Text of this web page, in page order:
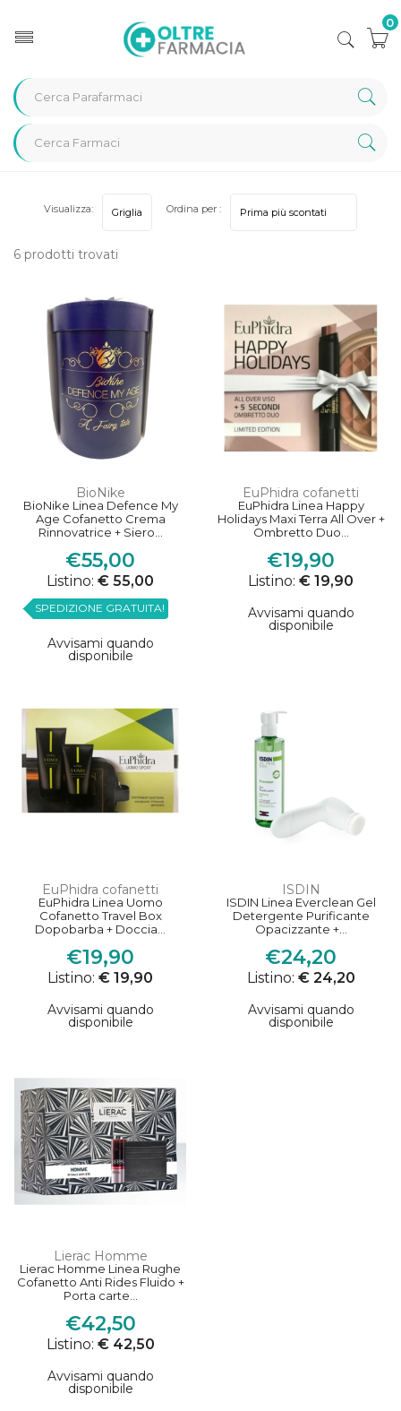
0
6 prodotti trovati
Visualizza: Ordina per :
BioNike
BioNike Linea Defence My
Age Cofanetto Crema
Rinnovatrice + Siero...
€55,00
Listino: € 55,00
SPEDIZIONE GRATUITA!
Avvisami quando
disponibile
EuPhidra cofanetti
EuPhidra Linea Happy
Holidays Maxi Terra All Over +
Ombretto Duo...
€19,90
Listino: € 19,90
Avvisami quando
disponibile
EuPhidra cofanetti
EuPhidra Linea Uomo
Cofanetto Travel Box
Dopobarba + Doccia...
€19,90
Listino: € 19,90
Avvisami quando
disponibile
ISDIN
ISDIN Linea Everclean Gel
Detergente Purificante
Opacizzante +...
€24,20
Listino: € 24,20
Avvisami quando
disponibile
Lierac Homme
Lierac Homme Linea Rughe
Cofanetto Anti Rides Fluido +
Porta carte...
€42,50
Listino: € 42,50
Avvisami quando
disponibile